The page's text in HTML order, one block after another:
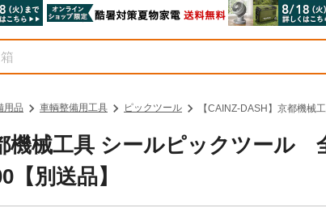
用品 車輌整備用工具 ピックツール 【CAINZ-DASH】京都機
機械工具 シールピックツー
別送品】